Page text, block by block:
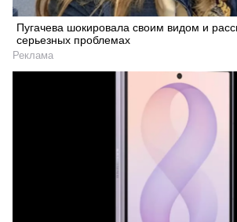
Пугачева шокировала своим видом и
серьезных проблемах
Реклама